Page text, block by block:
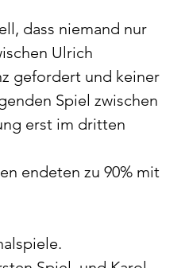
dass niemand nur
Ulrich
gefordert und keiner
Spiel zwischen
erst im dritten
endeten zu 90% mit